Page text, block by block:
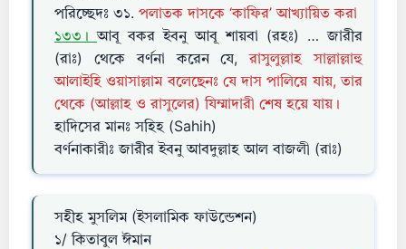
পরিচ্ছেদঃ ৩১. পলাতক দাসকে ‘কাফির’ আখ্যায়িত করা
১৩৩।আবূ বকর ইবনু আবূ শায়বা (রহঃ) … জারীর
(রাঃ) থেকে বর্ণনা করেন যে,রাসুলুল্লাহ সাল্লাল্লাহু
আলাইহি ওয়াসাল্লাম বলেছেনঃ যে দাস পালিয়ে যায়, তার
থেকে (আল্লাহ ও রাসুলের) যিম্মাদারী শেষ হয়ে যায়।
হাদিসের মানঃ সহিহ (Sahih)
বর্ণনাকারীঃ জারীর ইবনু আবদুল্লাহ আল বাজলী (রাঃ)
সহীহ মুসলিম (ইসলামিক ফাউন্ডেশন)
১/ কিতাবুল ঈমান